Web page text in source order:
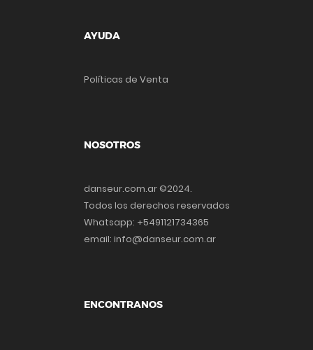
AYUDA
Políticas de Venta
NOSOTROS
danseur.com.ar ©2024.
Todos los derechos reservados
Whatsapp: +5491121734365
email: info@danseur.com.ar
ENCONTRANOS